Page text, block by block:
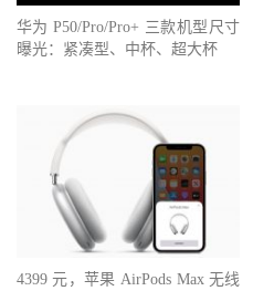
华为 P50/Pro/Pro+ 三款机型尺寸
曝光：紧凑型、中杯、超大杯
4399 元，苹果 AirPods Max 无线